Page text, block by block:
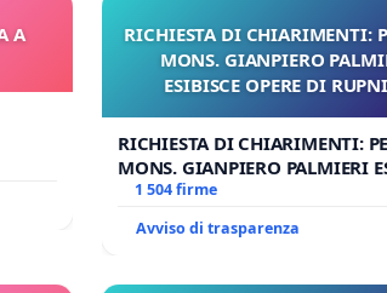
A
RICHIESTA DI CHIARIMENTI:
MONS. GIANPIERO
ESIBISCE OPERE DI
RICHIESTA DI CHIARIMENTI:
MONS. GIANPIERO PALMIERI
OPERE DI RUPNIK?
1 504 firme
Avviso di trasparenza